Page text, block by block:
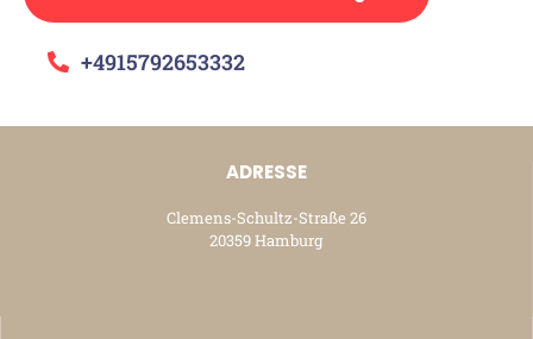
+4915792653332
ADRESSE
Clemens-Schultz-Straße 26
20359 Hamburg